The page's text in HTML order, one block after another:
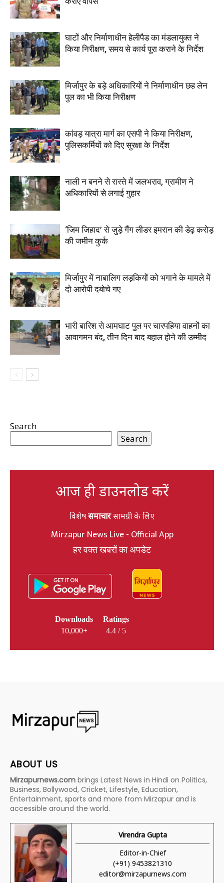
घाटों और निर्माणाधीन हेलीपैड का मंडलायुक्त ने
किया निरीक्षण, समय से कार्य पूरा कराने के निर्देश
मिर्जापुर के बड़े अधिकारियों ने निर्माणाधीन छह लेन
पुल का भी किया निरीक्षण
कांवड़ यात्रा मार्ग का एसपी ने किया निरीक्षण,
पुलिसकर्मियों को दिए सुरक्षा के निर्देश
नाली न बनने से रास्ते में जलभराव, ग्रामीण ने
अधिकारियों से लगाई गुहार
‘जिम जिहाद’ से जुड़े गैंग लीडर इमरान की डेढ़ करोड़
की जमीन कुर्क
मिर्जापुर में नाबालिग लड़कियों को भगाने के मामले में
दो आरोपी दबोचे गए
भारी बारिश से आमघाट पुल पर चारपहिया वाहनों का
आवागमन बंद, तीन दिन बाद बहाल होने की उम्मीद
Search
Search
आज ही डाउनलोड करें
विशेषसमाचारसामग्री के लिए
Mirzapur News Live - Official App
हर वक्त खबरों का अपडेट
Downloads
10,000+
Ratings
4.4 / 5
ABOUT US
Mirzapurnews.com brings Latest News in Hindi on Politics,
Business, Bollywood, Cricket, Lifestyle, Education,
Entertainment, sports and more from Mirzapur and is
accessible around the world.
Virendra Gupta
Editor-in-Chief
(+91) 9453821310
editor@mirzapurnews.com